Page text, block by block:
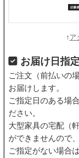
↑ア
お届け日指
ご注文（前払いの
お届けします。
ご指定日のある場
ださい。
大型家具の宅配（
ができませんので
ご指定がない場合